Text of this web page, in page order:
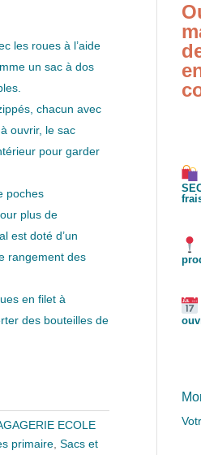
les roues à l’aide
un sac à dos
chacun avec
ouvrir, le sac
pour garder
poches
plus de
est doté d’un
rangement des
en filet à
des bouteilles de
ECOLE
primaire,Sacs et